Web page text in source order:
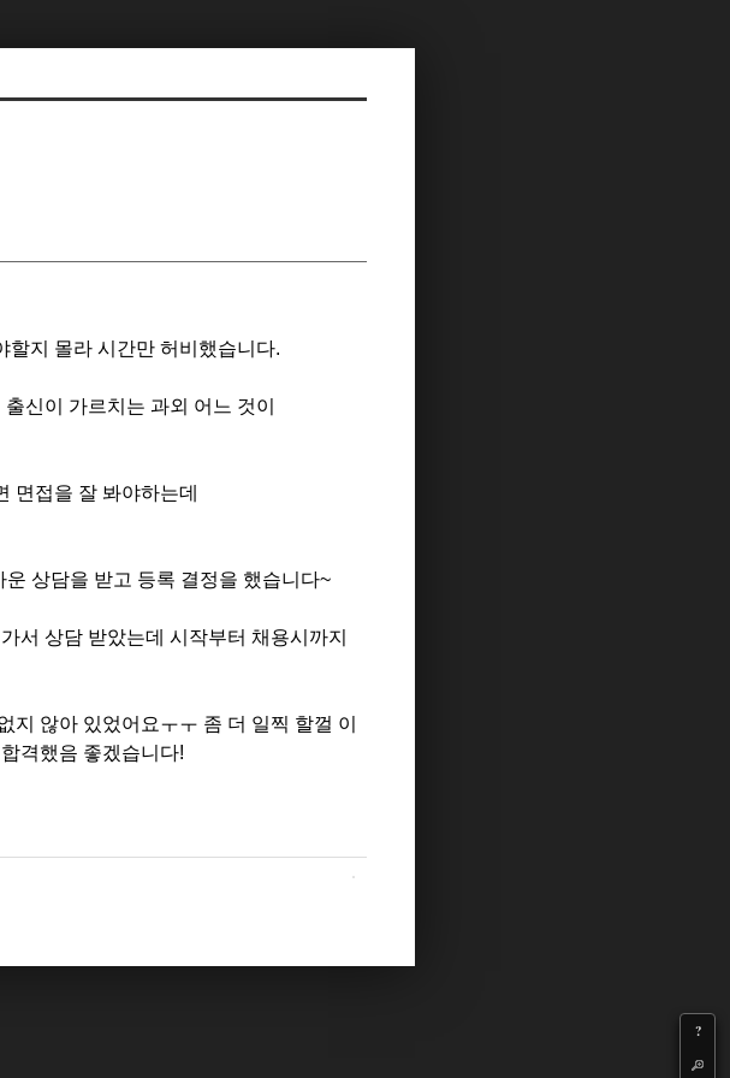
?
할지 몰라 시간만 허비했습니다.
신이 가르치는 과외 어느 것이
면접을 잘 봐야하는데
상담을 받고 등록 결정을 했습니다~
서 상담 받았는데 시작부터 채용시까지
않아 있었어요ㅜㅜ 좀 더 일찍 할껄 이
격했음 좋겠습니다!